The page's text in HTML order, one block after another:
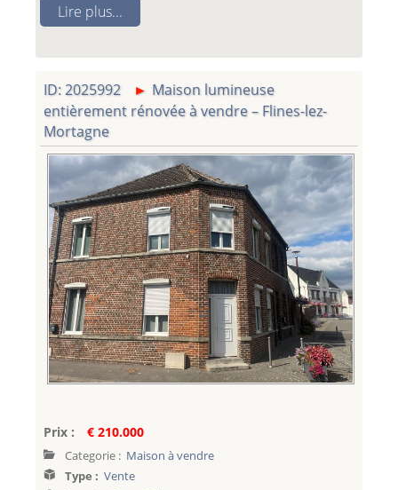
Lire plus...
ID: 2025992
Maison lumineuse
entièrement rénovée à vendre – Flines-lez-
Mortagne
Prix : € 210.000
Categorie : Maison à vendre
Type : Vente